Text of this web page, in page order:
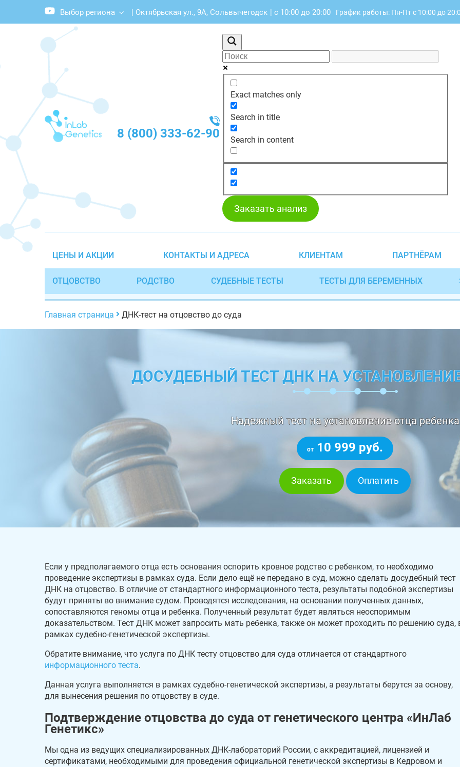
Выбор региона | Октябрьская ул., 9А, Сольвычегодск | с 10:00 до 20:00 График работы: Пн-Пт с 10:00 до
8 (800) 333-62-90
Exact matches only
Search in title
Search in content
Заказать анализ
ЦЕНЫ И АКЦИИ КОНТАКТЫ И АДРЕСА КЛИЕНТАМ ПАРТНЁРАМ
ОТЦОВСТВО РОДСТВО СУДЕБНЫЕ ТЕСТЫ ТЕСТЫ ДЛЯ БЕРЕМЕННЫХ
Главная страница ДНК-тест на отцовство до суда
ДОСУДЕБНЫЙ ТЕСТ ДНК НА
Надежный тест на установление отца ребенка
от 10 999 руб.
Заказать Оплатить
Если у предполагаемого отца есть основания оспорить кровное родство с ребенком, то необходимо
проведение экспертизы в рамках суда. Если дело ещё не передано в суд, можно сделать досудебный тест
ДНК на отцовство. В отличие от стандартного информационного теста, результаты подобной экспертизы
будут приняты во внимание судом. Проводятся исследования, на основании полученных данных,
сопоставляются геномы отца и ребенка. Полученный результат будет являться неоспоримым
доказательством. Тест ДНК может запросить мать ребенка, также он может проходить по решению суда,
рамках судебно-генетической экспертизы.
Обратите внимание, что услуга по ДНК тесту отцовство для суда отличается от стандартного
информационного теста.
Данная услуга выполняется в рамках судебно-генетической экспертизы, а результаты берутся за основу,
для вынесения решения по отцовству в суде.
Подтверждение отцовства до суда от генетического центра «ИнЛаб
Генетикс»
Мы одна из ведущих специализированных ДНК-лабораторий России, с аккредитацией, лицензией и
сертификатами, необходимыми для проведения официальной генетической экспертизы в Кедровом и